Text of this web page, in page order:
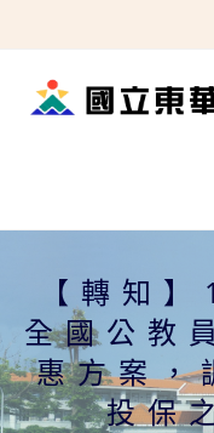
轉
【轉知
全國公教
惠方案
投保